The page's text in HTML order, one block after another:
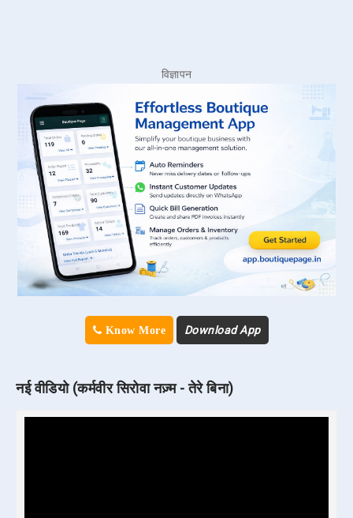
विज्ञापन
Know More Download App
नई वीडियो (कर्मवीर सिरोवा नज़्म - तेरे बिना)